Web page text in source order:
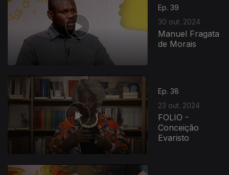
Ep. 39
30 out. 2024
Manuel Fragata
de Morais
Ep. 38
23 out. 2024
FOLIO -
Conceição
Evaristo
800204